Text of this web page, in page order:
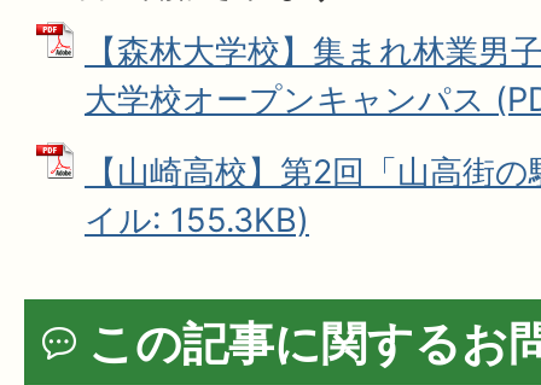
【森林大学校】集まれ林業男
大学校オープンキャンパス
【山崎高校】第2回「山高街
イル: 155.3KB)
この記事に関するお